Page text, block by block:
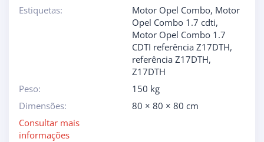
Estiquetas:
Motor Opel Combo, Motor
Opel Combo 1.7 cdti,
Motor Opel Combo 1.7
CDTI referência Z17DTH,
referência Z17DTH,
Z17DTH
Peso:
150 kg
Dimensões:
80 × 80 × 80 cm
Consultar mais
informações